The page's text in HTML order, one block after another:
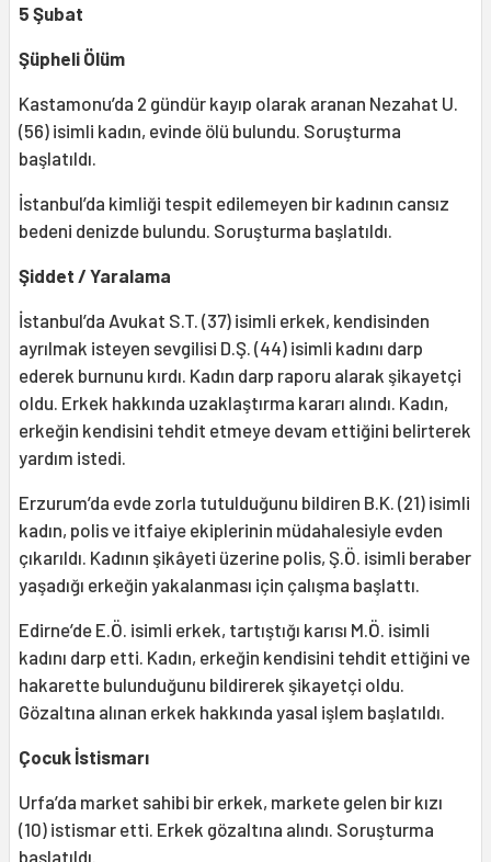
5 Şubat
Şüpheli Ölüm
Kastamonu’da 2 gündür kayıp olarak aranan Nezahat U.
(56) isimli kadın, evinde ölü bulundu. Soruşturma
başlatıldı.
İstanbul’da kimliği tespit edilemeyen bir kadının cansız
bedeni denizde bulundu. Soruşturma başlatıldı.
Şiddet / Yaralama
İstanbul’da Avukat S.T. (37) isimli erkek, kendisinden
ayrılmak isteyen sevgilisi D.Ş. (44) isimli kadını darp
ederek burnunu kırdı. Kadın darp raporu alarak şikayetçi
oldu. Erkek hakkında uzaklaştırma kararı alındı. Kadın,
erkeğin kendisini tehdit etmeye devam ettiğini belirterek
yardım istedi.
Erzurum’da evde zorla tutulduğunu bildiren B.K. (21) isimli
kadın, polis ve itfaiye ekiplerinin müdahalesiyle evden
çıkarıldı. Kadının şikâyeti üzerine polis, Ş.Ö. isimli beraber
yaşadığı erkeğin yakalanması için çalışma başlattı.
Edirne’de E.Ö. isimli erkek, tartıştığı karısı M.Ö. isimli
kadını darp etti. Kadın, erkeğin kendisini tehdit ettiğini ve
hakarette bulunduğunu bildirerek şikayetçi oldu.
Gözaltına alınan erkek hakkında yasal işlem başlatıldı.
Çocuk İstismarı
Urfa’da market sahibi bir erkek, markete gelen bir kızı
(10) istismar etti. Erkek gözaltına alındı. Soruşturma
başlatıldı.